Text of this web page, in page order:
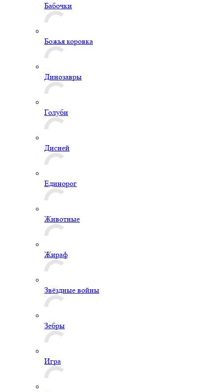
Бабочки
Божья коровка
Динозавры
Голуби
Дисней
Единорог
Животные
Жираф
Звёздные войны
Зебры
Игра